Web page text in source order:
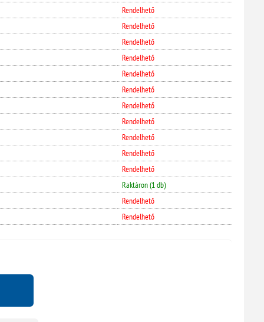
Rendelhető
Rendelhető
Rendelhető
Rendelhető
Rendelhető
Rendelhető
Rendelhető
Rendelhető
Rendelhető
Rendelhető
Rendelhető
Raktáron (1 db)
Rendelhető
Rendelhető